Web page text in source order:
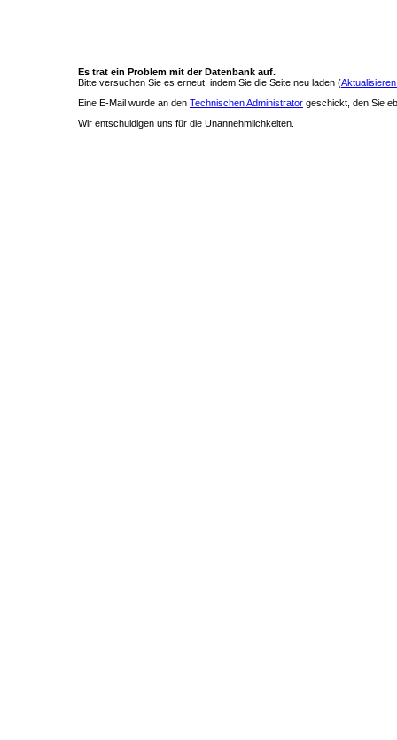
Es trat ein Problem mit der Datenbank auf.
Bitte versuchen Sie es erneut, indem Sie die Seite neu laden (
Eine E-Mail wurde an den Technischen Administrator geschickt, den Sie
Wir entschuldigen uns für die Unannehmlichkeiten.